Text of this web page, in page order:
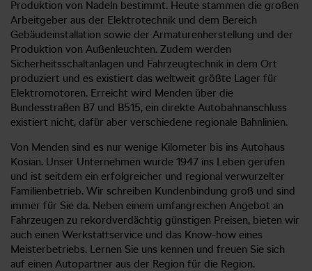
Produktion von Nadeln bestimmt. Heute stammen die großen
Arbeitgeber aus der Elektrotechnik und dem Bereich
Gebäudeinstallation sowie der Armaturenherstellung und der
Produktion von Außenleuchten. Zudem werden
Sicherheitsschaltanlagen und Fahrzeugtechnik in dem Ort
produziert und es existiert das weltweit größte Lager für
Elektromotoren. Erreicht wird Menden über die
Bundesstraßen B7 und B515, ein direkte Autobahnanschluss
existiert nicht, dafür aber verschiedene regionale Bahnlinien.
Von Menden sind es nur wenige Kilometer bis ins Autohaus
Kosian. Unser Unternehmen wurde 1947 ins Leben gerufen
und ist seitdem ein erfolgreicher und regional verwurzelter
Familienbetrieb. Wir schreiben Kundenbindung groß und sind
immer für Sie da. Neben einem umfangreichen Angebot an
Fahrzeugen zu rekordverdächtig günstigen Preisen, bieten wir
auch einen Werkstattservice und das Know-how eines
Meisterbetriebs. Lernen Sie uns kennen und freuen Sie sich
auf einen Autopartner aus der Region für die Region.